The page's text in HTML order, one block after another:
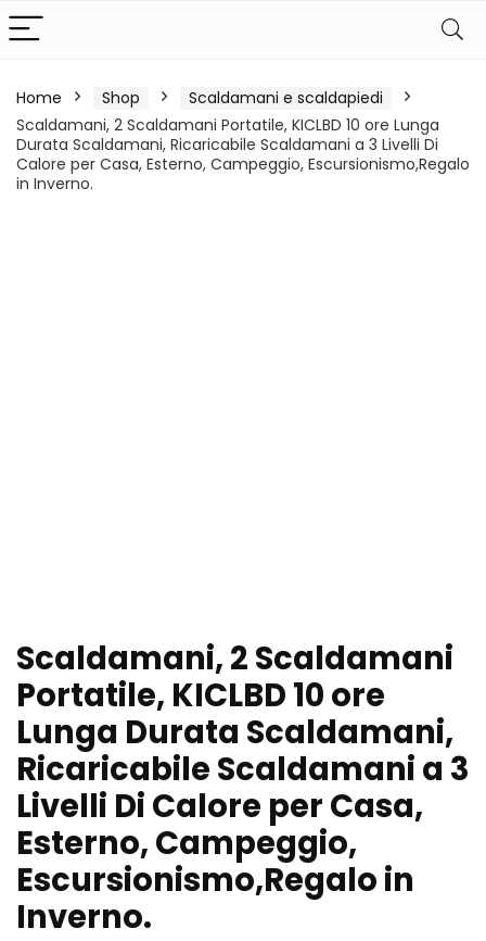
Home Shop
Scaldamani e scaldapiedi
Scaldamani, 2 Scaldamani Portatile, KICLBD 10 ore Lunga
Durata Scaldamani, Ricaricabile Scaldamani a 3 Livelli Di
Calore per Casa, Esterno, Campeggio, Escursionismo,Regalo
in Inverno.
Scaldamani, 2 Scaldamani
Portatile, KICLBD 10 ore
Lunga Durata Scaldamani,
Ricaricabile Scaldamani a 3
Livelli Di Calore per Casa,
Esterno, Campeggio,
Escursionismo,Regalo in
Inverno.